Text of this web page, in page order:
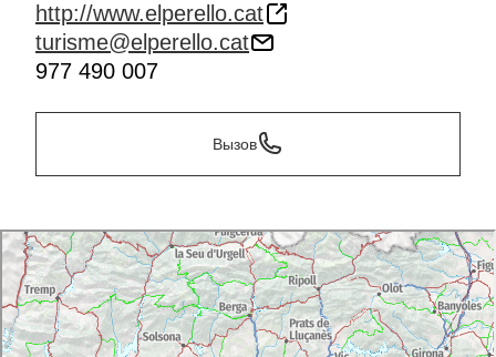
http://www.elperello.cat
turisme@elperello.cat
977 490 007
Вызов